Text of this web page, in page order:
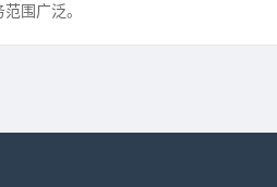
围广泛。